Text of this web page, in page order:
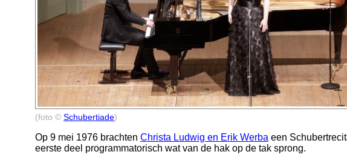
(foto © Schubertiade)
Op 9 mei 1976 brachten Christa Ludwig en Erik Werba een
eerste deel programmatorisch wat van de hak op de tak sprong.